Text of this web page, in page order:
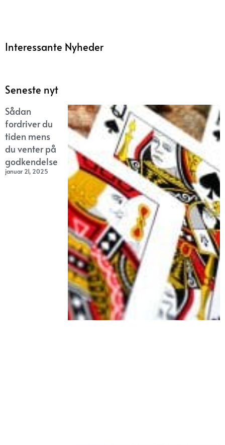
Interessante Nyheder
Seneste nyt
Sådan
fordriver du
tiden mens
du venter på
godkendelse
januar 21, 2025